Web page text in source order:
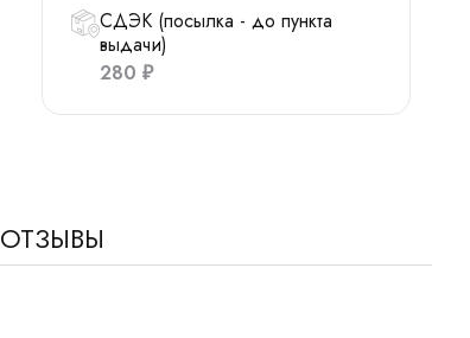
СДЭК (посылка - до пункта
выдачи)
280 ₽
ОТЗЫВЫ